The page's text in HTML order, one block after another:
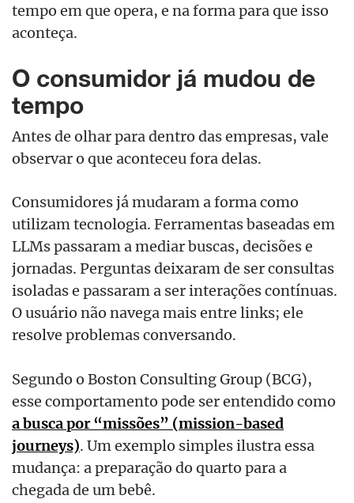
tempo em que opera, e na forma para que isso
aconteça.
O consumidor já mudou de
tempo
Antes de olhar para dentro das empresas, vale
observar o que aconteceu fora delas.
Consumidores já mudaram a forma como
utilizam tecnologia. Ferramentas baseadas em
LLMs passaram a mediar buscas, decisões e
jornadas. Perguntas deixaram de ser consultas
isoladas e passaram a ser interações contínuas.
O usuário não navega mais entre links; ele
resolve problemas conversando.
Segundo o Boston Consulting Group (BCG),
esse comportamento pode ser entendido como
a busca por “missões” (mission-based
journeys). Um exemplo simples ilustra essa
mudança: a preparação do quarto para a
chegada de um bebê.